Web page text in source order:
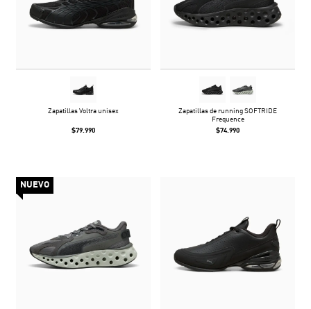
Zapatillas Voltra unisex
$79.990
Zapatillas de running SOFTRIDE
Frequence
$74.990
NUEVO